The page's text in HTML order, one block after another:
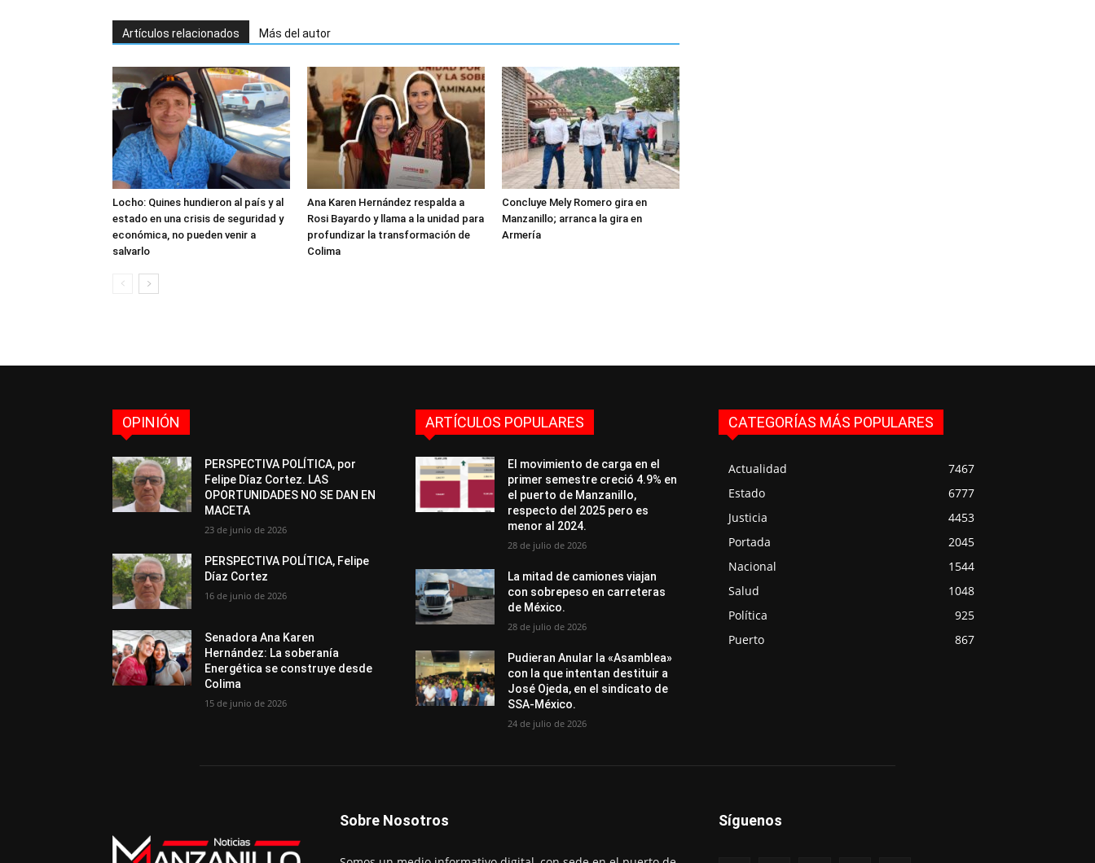
Artículos relacionados Más del autor
Locho: Quines hundieron al país y al
estado en una crisis de seguridad y
económica, no pueden venir a
salvarlo
Ana Karen Hernández respalda a
Rosi Bayardo y llama a la unidad para
profundizar la transformación de
Colima
Concluye Mely Romero gira en
Manzanillo; arranca la gira en
Armería
OPINIÓN
PERSPECTIVA POLÍTICA, por
Felipe Díaz Cortez. LAS
OPORTUNIDADES NO SE DAN EN
MACETA
23 de junio de 2026
PERSPECTIVA POLÍTICA, Felipe
Díaz Cortez
16 de junio de 2026
Senadora Ana Karen
Hernández: La soberanía
Energética se construye desde
Colima
15 de junio de 2026
ARTÍCULOS POPULARES
El movimiento de carga en el
primer semestre creció 4.9% en
el puerto de Manzanillo,
respecto del 2025 pero es
menor al 2024.
28 de julio de 2026
La mitad de camiones viajan
con sobrepeso en carreteras
de México.
28 de julio de 2026
Pudieran Anular la «Asamblea»
con la que intentan destituir a
José Ojeda, en el sindicato de
SSA-México.
24 de julio de 2026
CATEGORÍAS MÁS POPULARES
Actualidad
7467
Estado
6777
Justicia
4453
Portada
2045
Nacional
1544
Salud
1048
Política
925
Puerto
867
Sobre Nosotros Síguenos